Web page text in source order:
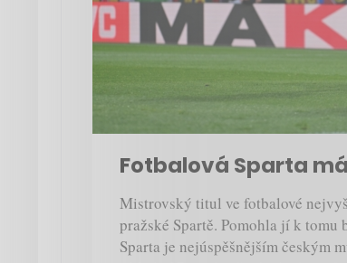
Fotbalová Sparta
Mistrovský titul ve fotbalové
pražské Spartě. Pomohla jí k tomu
Sparta je nejúspěšnějším českým